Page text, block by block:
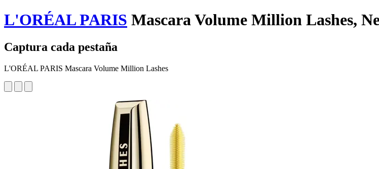
L'ORÉAL PARIS Mascara Volume Million Lashes,
Captura cada pestaña
L'ORÉAL PARIS Mascara Volume Million Lashes